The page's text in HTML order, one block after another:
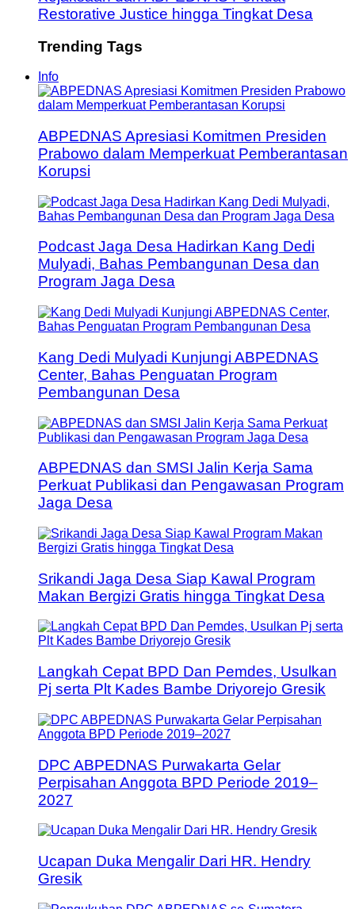
Restorative Justice hingga Tingkat Desa
Trending Tags
Info
ABPEDNAS Apresiasi Komitmen Presiden
Prabowo dalam Memperkuat Pemberantasan
Korupsi
Podcast Jaga Desa Hadirkan Kang Dedi
Mulyadi, Bahas Pembangunan Desa dan
Program Jaga Desa
Kang Dedi Mulyadi Kunjungi ABPEDNAS
Center, Bahas Penguatan Program
Pembangunan Desa
ABPEDNAS dan SMSI Jalin Kerja Sama
Perkuat Publikasi dan Pengawasan Program
Jaga Desa
Srikandi Jaga Desa Siap Kawal Program
Makan Bergizi Gratis hingga Tingkat Desa
Langkah Cepat BPD Dan Pemdes, Usulkan
Pj serta Plt Kades Bambe Driyorejo Gresik
DPC ABPEDNAS Purwakarta Gelar
Perpisahan Anggota BPD Periode 2019–
2027
Ucapan Duka Mengalir Dari HR. Hendry
Gresik